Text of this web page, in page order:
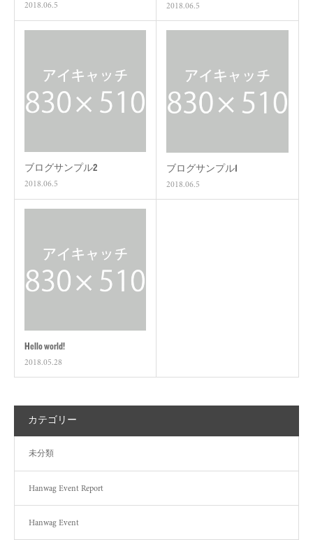
2018.06.5 2018.06.5
ブログサンプル2
2018.06.5
ブログサンプル1
2018.06.5
Hello world!
2018.05.28
カテゴリー
未分類
Hanwag Event Report
Hanwag Event